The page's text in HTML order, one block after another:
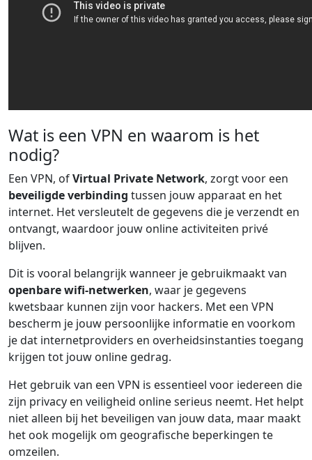
Wat is een VPN en waarom is het
nodig?
Een VPN, ofVirtual Private Network, zorgt voor een
beveiligde verbinding tussen jouw apparaat en het
internet. Het versleutelt de gegevens die je verzendt en
ontvangt, waardoor jouw online activiteiten privé
blijven.
Dit is vooral belangrijk wanneer je gebruikmaakt van
openbare wifi-netwerken, waar je gegevens
kwetsbaar kunnen zijn voor hackers. Met een VPN
bescherm je jouw persoonlijke informatie en voorkom
je dat internetproviders en overheidsinstanties toegang
krijgen tot jouw online gedrag.
Het gebruik van een VPN is essentieel voor iedereen die
zijn privacy en veiligheid online serieus neemt. Het helpt
niet alleen bij het beveiligen van jouw data, maar maakt
het ook mogelijk om geografische beperkingen te
omzeilen.